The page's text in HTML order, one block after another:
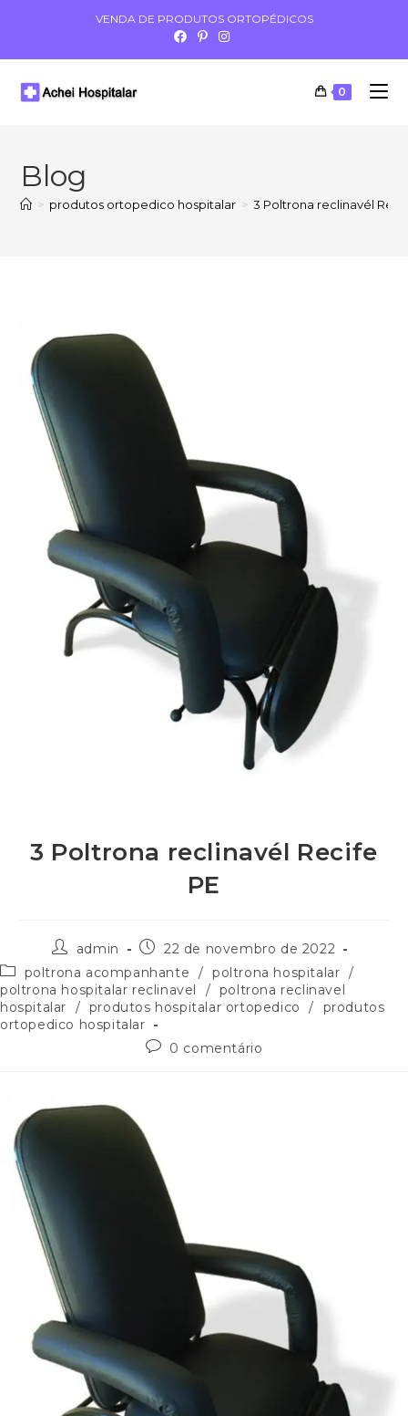
VENDA DE PRODUTOS ORTOPÉDICOS
0
Blog
> produtos ortopedico hospitalar > 3 Poltrona reclinavél
3 Poltrona reclinavél Recife
PE
admin
22 de novembro de 2022
poltrona acompanhante
/ poltrona hospitalar /
poltrona hospitalar reclinavel
/ poltrona reclinavel
hospitalar
/ produtos hospitalar ortopedico /
produtos
ortopedico hospitalar
0 comentário